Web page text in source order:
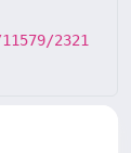
2321